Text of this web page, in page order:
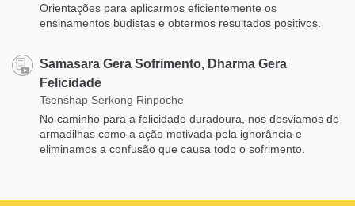
Orientações para aplicarmos eficientemente os
ensinamentos budistas e obtermos resultados positivos.
Samasara Gera Sofrimento, Dharma Gera
Felicidade
Tsenshap Serkong Rinpoche
No caminho para a felicidade duradoura, nos desviamos de
armadilhas como a ação motivada pela ignorância e
eliminamos a confusão que causa todo o sofrimento.